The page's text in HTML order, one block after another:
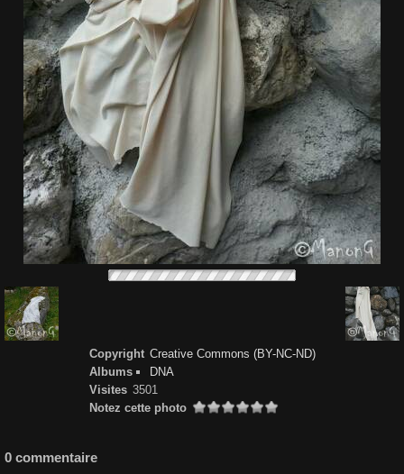
Copyright Creative Commons (BY-NC-ND)
Albums
DNA
Visites 3501
Notez cette photo
0 commentaire